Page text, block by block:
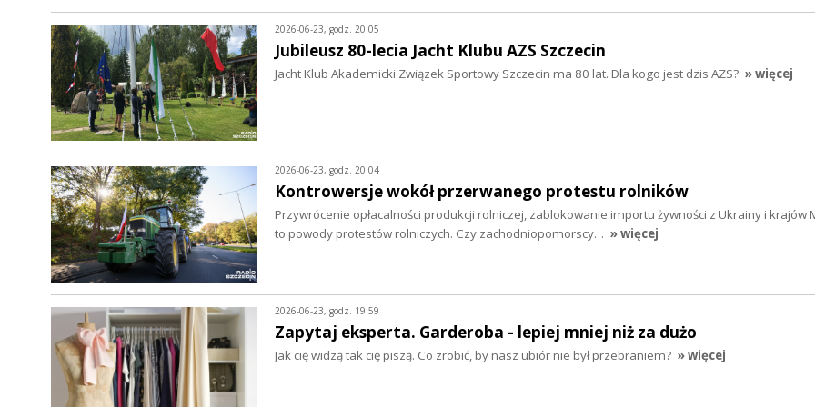
2026-06-23, godz. 20:05
Jubileusz 80-lecia Jacht Klubu AZS Szczecin
Jacht Klub Akademicki Związek Sportowy Szczecin ma 80 lat. Dla kogo jest dzis AZS? » więcej
2026-06-23, godz. 20:04
Kontrowersje wokół przerwanego protestu rolników
Przywrócenie opłacalności produkcji rolniczej, zablokowanie importu żywności z Ukrainy i krajów
to powody protestów rolniczych. Czy zachodniopomorscy… » więcej
2026-06-23, godz. 19:59
Zapytaj eksperta. Garderoba - lepiej mniej niż za dużo
Jak cię widzą tak cię piszą. Co zrobić, by nasz ubiór nie był przebraniem? » więcej